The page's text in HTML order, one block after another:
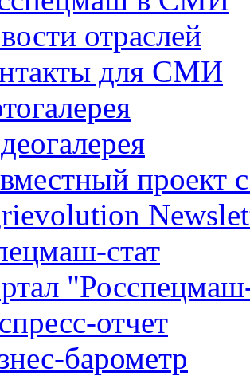
отраслей
для СМИ
проект
стат
отчет
барометр